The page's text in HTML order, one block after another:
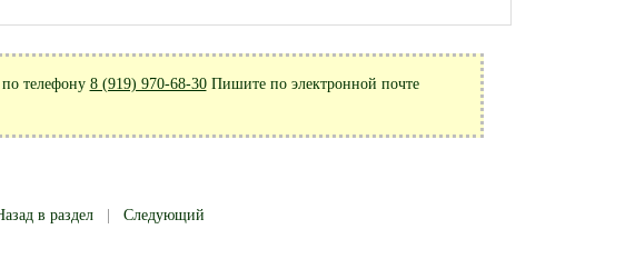
телефону 8 (919) 970-68-30Пишите по электронной почте
в раздел |Следующий